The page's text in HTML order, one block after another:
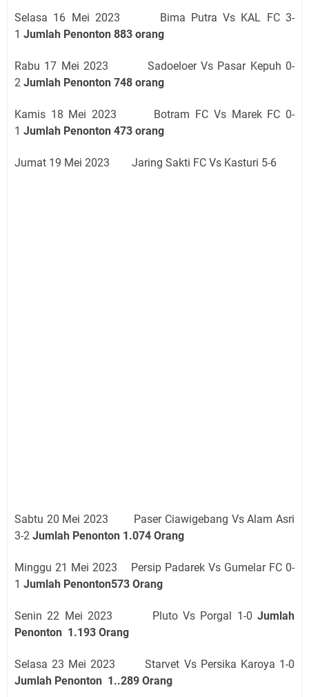
Selasa 16 Mei 2023 Bima Putra Vs KAL FC 3-
1 Jumlah Penonton 883 orang
Rabu 17 Mei 2023 Sadoeloer Vs Pasar Kepuh 0-
2 Jumlah Penonton 748 orang
Kamis 18 Mei 2023 Botram FC Vs Marek FC 0-
1 Jumlah Penonton 473 orang
Jumat 19 Mei 2023 Jaring Sakti FC Vs Kasturi 5-6
Sabtu 20 Mei 2023 Paser Ciawigebang Vs Alam Asri
3-2 Jumlah Penonton 1.074 Orang
Minggu 21 Mei 2023 Persip Padarek Vs Gumelar FC 0-
1 Jumlah Penonton573 Orang
Senin 22 Mei 2023 Pluto Vs Porgal 1-0 Jumlah
Penonton 1.193 Orang
Selasa 23 Mei 2023 Starvet Vs Persika Karoya 1-0
Jumlah Penonton 1..289 Orang